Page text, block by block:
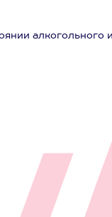
алкогольного